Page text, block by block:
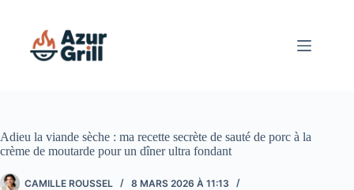
Adieu la viande sèche : ma recette secrète de sauté de porc à la
crème de moutarde pour un dîner ultra fondant
CAMILLE ROUSSEL
8 MARS 2026 À 11:13